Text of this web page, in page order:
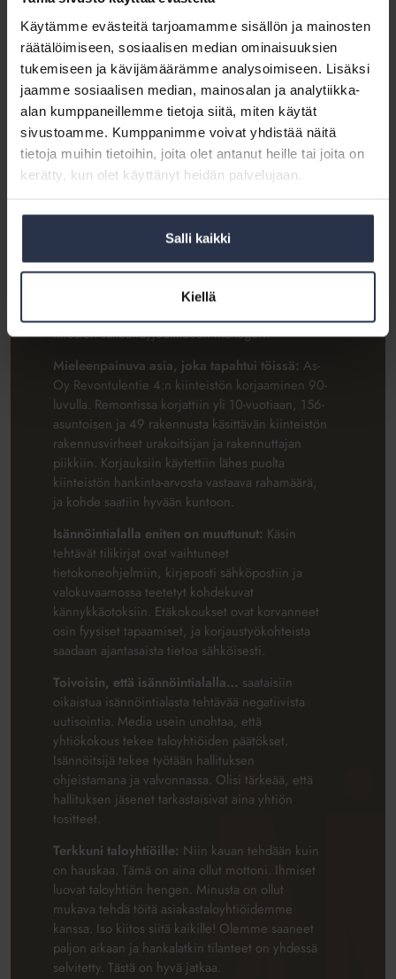
Käytämme evästeitä tarjoamamme sisällön ja mainosten
räätälöimiseen, sosiaalisen median ominaisuuksien
tukemiseen ja kävijämäärämme analysoimiseen. Lisäksi
jaamme sosiaalisen median, mainosalan ja analytiikka-
alan kumppaneillemme tietoja siitä, miten käytät
sivustoamme. Kumppanimme voivat yhdistää näitä
tietoja muihin tietoihin, joita olet antanut heille tai joita on
kerätty, kun olet käyttänyt heidän palvelujaan.
Salli kaikki
Kiellä
Äänestä Vesaa
Vesa Itkonen,
Isännöitsijätoimisto Itkonen Oy
Teatteri, matkailu ja mökkeily vaimon
rakentaminen. Parhaillaan rakennan huvilamme
yhteyteen vierasmajaa. Olen myös Itkosten
miesten salibandyjoukkueen manageri.
Mieleenpainuva asia, joka tapahtui töissä: As-
Oy Revontulentie 4:n kiinteistön korjaaminen 90-
luvulla. Remontissa korjattiin yli 10-vuotiaan, 156-
asuntoisen ja 49 rakennusta käsittävän kiinteistön
rakennusvirheet urakoitsijan ja rakennuttajan
piikkiin. Korjauksiin käytettiin lähes puolta
kiinteistön hankinta-arvosta vastaava rahamäärä,
ja kohde saatiin hyvään kuntoon.
Isännöintialalla eniten on muuttunut: Käsin
tehtävät tilikirjat ovat vaihtuneet
tietokoneohjelmiin, kirjeposti sähköpostiin ja
valokuvaamossa teetetyt kohdekuvat
kännykkäotoksiin. Etäkokoukset ovat korvanneet
osin fyysiset tapaamiset, ja korjaustyökohteista
saadaan ajantasaista tietoa sähköisesti.
Toivoisin, että isännöintialalla… saataisiin
oikaistua isännöintialasta tehtävää negatiivista
uutisointia. Media usein unohtaa, että
yhtiökokous tekee taloyhtiöiden päätökset.
Isännöitsijä tekee työtään hallituksen
ohjeistamana ja valvonnassa. Olisi tärkeää, että
hallituksen jäsenet tarkastaisivat aina yhtiön
tositteet.
Terkkuni taloyhtiöille: Niin kauan tehdään kuin
on hauskaa. Tämä on aina ollut mottoni. Ihmiset
luovat taloyhtiön hengen. Minusta on ollut
mukava tehdä töitä asiakastaloyhtiöidemme
kanssa. Iso kiitos siitä kaikille! Olemme saaneet
paljon aikaan ja hankalatkin tilanteet on yhdessä
selvitetty. Tästä on hyvä jatkaa.